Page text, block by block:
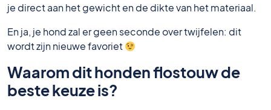
je direct aan het gewicht en de dikte van het materiaal.
En ja, je hond zal er geen seconde over twijfelen: dit
wordt zijn nieuwe favoriet
Waarom dit honden flostouw de
beste keuze is?